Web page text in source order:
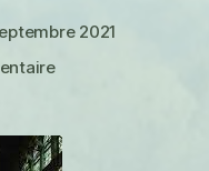
2021
sur